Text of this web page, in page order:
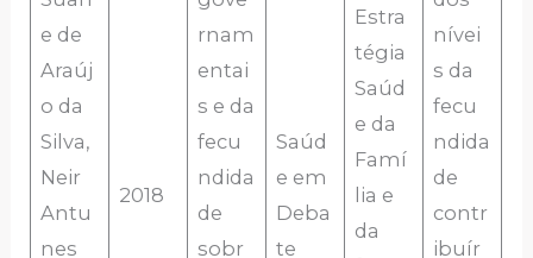
e de
Araúj
o da
Silva,
Neir
Antu
nes
2018
rnam
entai
s e da
fecu
ndida
de
sobr
Saúd
e em
Deba
te
Estra
tégia
Saúd
e da
Famí
lia e
da
nívei
s da
fecu
ndida
de
contr
ibuír